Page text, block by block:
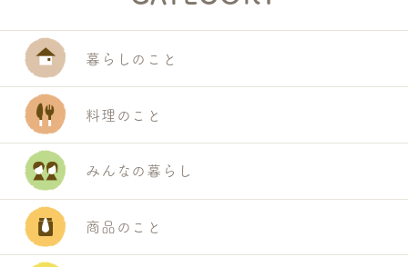
暮らしのこと
料理のこと
みんなの暮らし
商品のこと
S
E
A
R